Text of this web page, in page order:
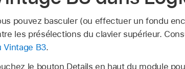
pouvez basculer (ou effectuer un fondu
les présélections du clavier supérieur.
Vintage B3.
le bouton Details en haut du module